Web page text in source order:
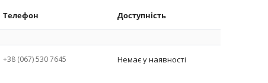
Телефон Доступність
+38 (067) 530 7645 Немає у наявності